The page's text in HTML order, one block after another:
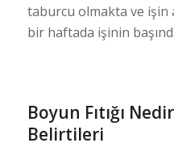
taburcu olmakta ve işin
bir haftada işinin
Boyun Fıtığı
Belirtileri